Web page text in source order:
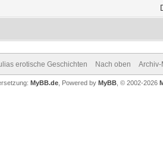
erotische Geschichten Nach oben Archiv-
MyBB.de, Powered by MyBB, © 2002-2026